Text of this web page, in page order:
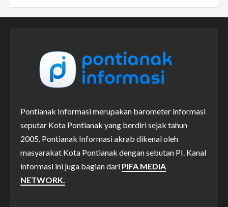
Pontianak Informasi merupakan barometer informasi
seputar Kota Pontianak yang berdiri sejak tahun
2005. Pontianak Informasi akrab dikenal oleh
masyarakat Kota Pontianak dengan sebutan PI. Kanal
informasi ini juga bagian dari PIFA MEDIA
NETWORK.